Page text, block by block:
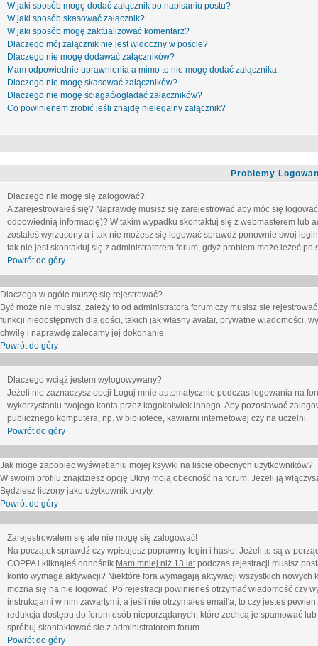
W jaki sposób mogę dodać załącznik po napisaniu postu?
W jaki sposób skasować załącznik?
W jaki sposób mogę zaktualizować komentarz?
Dlaczego mój załącznik nie jest widoczny w poście?
Dlaczego nie mogę dodawać załączników?
Mam odpowiednie uprawnienia a mimo to nie mogę dodać załącznika.
Dlaczego nie mogę skasować załączników?
Dlaczego nie mogę ściągać/ogladać załączników?
Co powinienem zrobić jeśli znajdę nielegalny załącznik?
Problemy
Dlaczego nie mogę się zalogować?
A zarejestrowałeś się? Naprawdę musisz się zarejestrować aby móc się
odpowiednią informację)? W takim wypadku skontaktuj się z webmasterem lub
zostałeś wyrzucony a i tak nie możesz się logować sprawdź ponownie swój
tak nie jest skontaktuj się z administratorem forum, gdyż problem może leżeć po
Powrót do góry
Dlaczego w ogóle muszę się rejestrować?
Być może nie musisz, zależy to od administratora forum czy musisz się
funkcji niedostępnych dla gości, takich jak własny avatar, prywatne wiadomości,
chwilę i naprawdę zalecamy jej dokonanie.
Powrót do góry
Dlaczego wciąż jestem wylogowywany?
Jeżeli nie zaznaczysz opcji Loguj mnie automatycznie podczas logowania na
wykorzystaniu twojego konta przez kogokolwiek innego. Aby pozostawać
publicznego komputera, np. w bibliotece, kawiarni internetowej czy na uczelni.
Powrót do góry
Jak mogę zapobiec wyświetlaniu mojej ksywki na liście obecnych użytkowników?
W swoim profilu znajdziesz opcję Ukryj moją obecność na forum. Jeżeli ją
Będziesz liczony jako użytkownik ukryty.
Powrót do góry
Zarejestrowałem się ale nie mogę się zalogować!
Na początek sprawdź czy wpisujesz poprawny login i hasło. Jeżeli te są w
COPPA i kliknąłeś odnośnik Mam mniej niż 13 latpodczas rejestracji musisz
konto wymaga aktywacji? Niektóre fora wymagają aktywacji wszystkich
można się na nie logować. Po rejestracji powinieneś otrzymać wiadomość czy
instrukcjami w nim zawartymi, a jeśli nie otrzymałeś email'a, to czy jesteś
redukcja dostępu do forum osób nieporządanych, które zechcą je spamować
spróbuj skontaktować się z administratorem forum.
Powrót do góry